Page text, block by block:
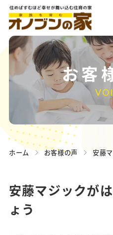
お客
ホーム お客様の声 安藤
安藤マジックが
ょう